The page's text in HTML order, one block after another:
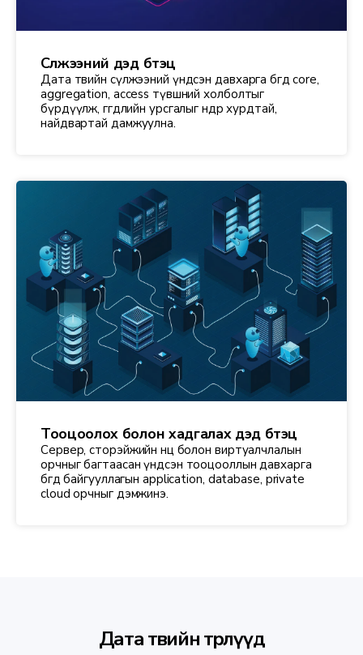
Сүлжээний дэд бүтэц
Дата төвийн сүлжээний үндсэн давхарга бөгөөд core,
aggregation, access түвшний холболтыг
бүрдүүлж, өгөгдлийн урсгалыг өндөр хурдтай,
найдвартай дамжуулна.
Тооцоолох болон хадгалах дэд бүтэц
Сервер, сторэйжийн нөөц болон виртуалчлалын
орчныг багтаасан үндсэн тооцооллын давхарга
бөгөөд байгууллагын application, database, private
cloud орчныг дэмжинэ.
Дата төвийн төрлүүд